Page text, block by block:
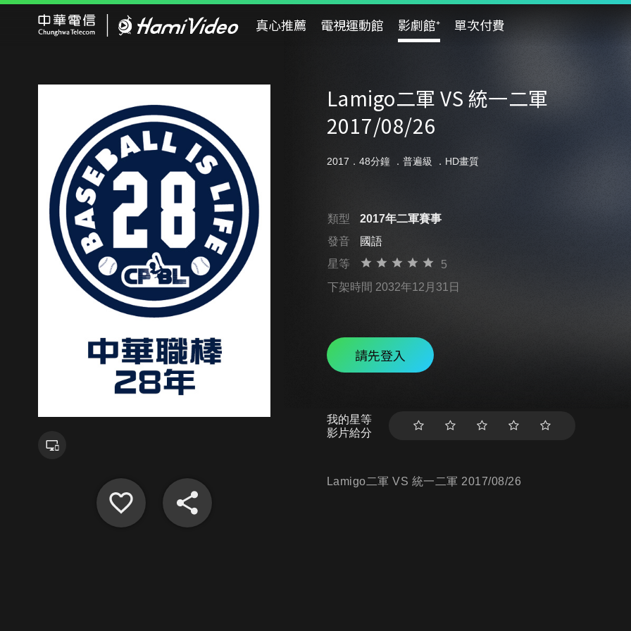
真心推薦 電視運動館 影劇館⁺ 單次付費
Lamigo二軍 VS 統一二軍
2017/08/26
2017．48分鐘 ． 普遍級 ．HD畫質
類型
2017年二軍賽事
發音
國語
星等
5
下架時間 2032年12月31日
請先登入
我的星等
影片給分
Lamigo二軍 VS 統一二軍 2017/08/26